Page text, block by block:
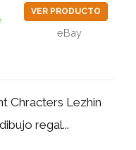
VER PRODUCTO
eBay
Chracters Lezhin
regal...